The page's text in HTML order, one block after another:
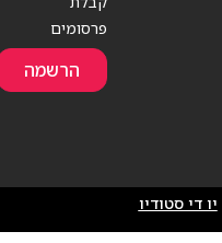
פרסומים
הרשמה
יו די סטודיו